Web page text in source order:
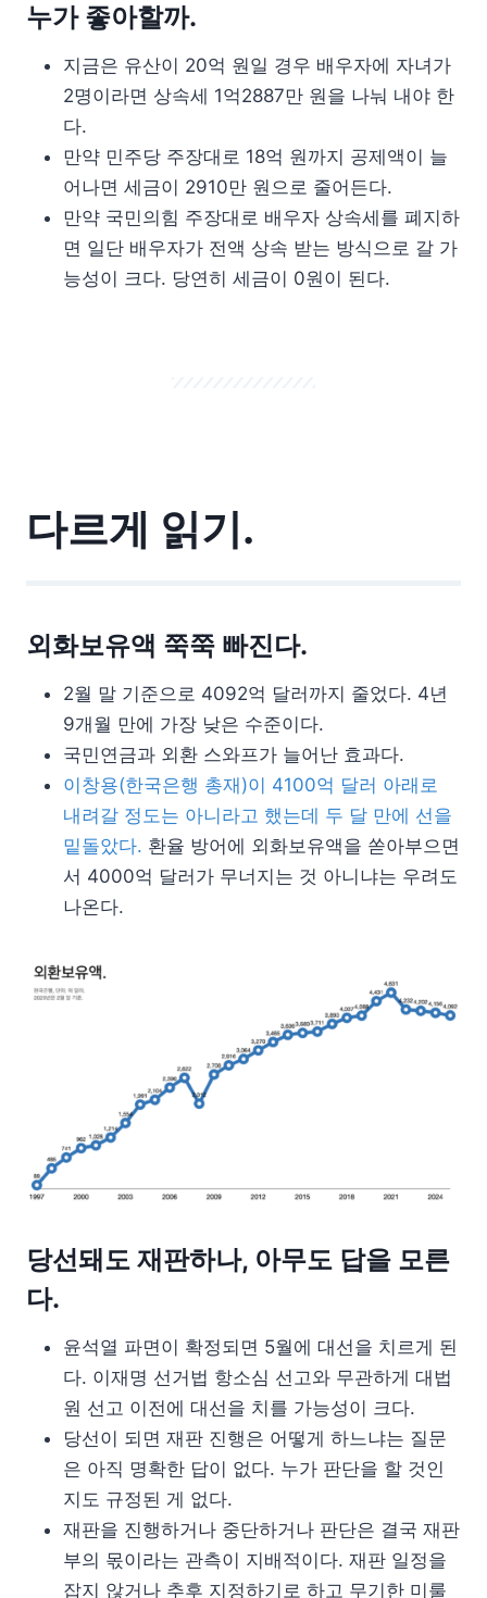
누가 좋아할까.
지금은 유산이 20억 원일 경우 배우자에 자녀가
2명이라면 상속세 1억2887만 원을 나눠 내야 한
다.
만약 민주당 주장대로 18억 원까지 공제액이 늘
어나면 세금이 2910만 원으로 줄어든다.
만약 국민의힘 주장대로 배우자 상속세를 폐지하
면 일단 배우자가 전액 상속 받는 방식으로 갈 가
능성이 크다. 당연히 세금이 0원이 된다.
다르게 읽기.
외화보유액 쭉쭉 빠진다.
2월 말 기준으로 4092억 달러까지 줄었다. 4년
9개월 만에 가장 낮은 수준이다.
국민연금과 외환 스와프가 늘어난 효과다.
이창용(한국은행 총재)이 4100억 달러 아래로
내려갈 정도는 아니라고 했는데 두 달 만에 선을
밑돌았다. 환율 방어에 외화보유액을 쏟아부으면
서 4000억 달러가 무너지는 것 아니냐는 우려도
나온다.
당선돼도 재판하나, 아무도 답을 모른
다.
윤석열 파면이 확정되면 5월에 대선을 치르게 된
다. 이재명 선거법 항소심 선고와 무관하게 대법
원 선고 이전에 대선을 치를 가능성이 크다.
당선이 되면 재판 진행은 어떻게 하느냐는 질문
은 아직 명확한 답이 없다. 누가 판단을 할 것인
지도 규정된 게 없다.
재판을 진행하거나 중단하거나 판단은 결국 재판
부의 몫이라는 관측이 지배적이다. 재판 일정을
잡지 않거나 추후 지정하기로 하고 무기한 미룰